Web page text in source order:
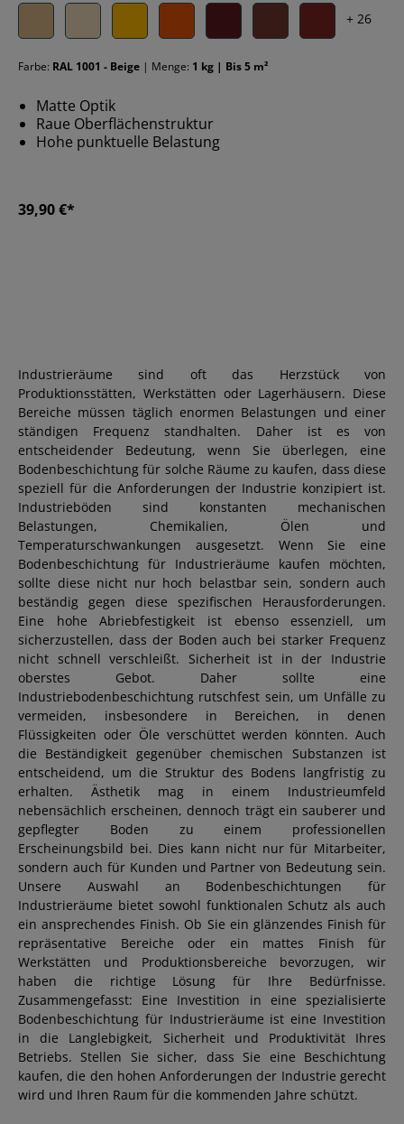
+ 26
Farbe: RAL 1001 - Beige | Menge: 1 kg | Bis 5 m²
Matte Optik
Raue Oberflächenstruktur
Hohe punktuelle Belastung
39,90 €*
Industrieräume sind oft das Herzstück von
Produktionsstätten, Werkstätten oder Lagerhäusern. Diese
Bereiche müssen täglich enormen Belastungen und einer
ständigen Frequenz standhalten. Daher ist es von
entscheidender Bedeutung, wenn Sie überlegen, eine
Bodenbeschichtung für solche Räume zu kaufen, dass diese
speziell für die Anforderungen der Industrie konzipiert ist.
Industrieböden sind konstanten mechanischen
Belastungen, Chemikalien, Ölen und
Temperaturschwankungen ausgesetzt. Wenn Sie eine
Bodenbeschichtung für Industrieräume kaufen möchten,
sollte diese nicht nur hoch belastbar sein, sondern auch
beständig gegen diese spezifischen Herausforderungen.
Eine hohe Abriebfestigkeit ist ebenso essenziell, um
sicherzustellen, dass der Boden auch bei starker Frequenz
nicht schnell verschleißt. Sicherheit ist in der Industrie
oberstes Gebot. Daher sollte eine
Industriebodenbeschichtung rutschfest sein, um Unfälle zu
vermeiden, insbesondere in Bereichen, in denen
Flüssigkeiten oder Öle verschüttet werden könnten. Auch
die Beständigkeit gegenüber chemischen Substanzen ist
entscheidend, um die Struktur des Bodens langfristig zu
erhalten. Ästhetik mag in einem Industrieumfeld
nebensächlich erscheinen, dennoch trägt ein sauberer und
gepflegter Boden zu einem professionellen
Erscheinungsbild bei. Dies kann nicht nur für Mitarbeiter,
sondern auch für Kunden und Partner von Bedeutung sein.
Unsere Auswahl an Bodenbeschichtungen für
Industrieräume bietet sowohl funktionalen Schutz als auch
ein ansprechendes Finish. Ob Sie ein glänzendes Finish für
repräsentative Bereiche oder ein mattes Finish für
Werkstätten und Produktionsbereiche bevorzugen, wir
haben die richtige Lösung für Ihre Bedürfnisse.
Zusammengefasst: Eine Investition in eine spezialisierte
Bodenbeschichtung für Industrieräume ist eine Investition
in die Langlebigkeit, Sicherheit und Produktivität Ihres
Betriebs. Stellen Sie sicher, dass Sie eine Beschichtung
kaufen, die den hohen Anforderungen der Industrie gerecht
wird und Ihren Raum für die kommenden Jahre schützt.